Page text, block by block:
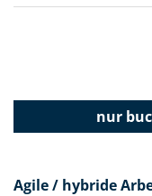
nur
Agile / hybride